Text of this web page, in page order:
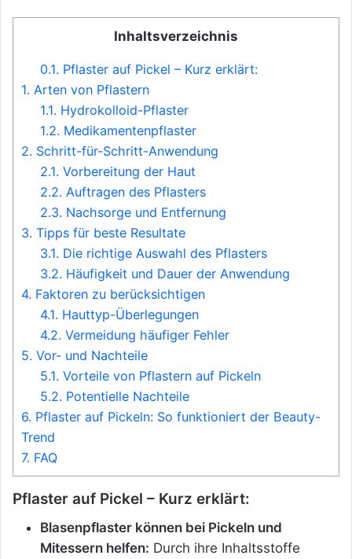
Inhaltsverzeichnis
0.1. Pflaster auf Pickel – Kurz erklärt:
1. Arten von Pflastern
1.1. Hydrokolloid-Pflaster
1.2. Medikamentenpflaster
2. Schritt-für-Schritt-Anwendung
2.1. Vorbereitung der Haut
2.2. Auftragen des Pflasters
2.3. Nachsorge und Entfernung
3. Tipps für beste Resultate
3.1. Die richtige Auswahl des Pflasters
3.2. Häufigkeit und Dauer der Anwendung
4. Faktoren zu berücksichtigen
4.1. Hauttyp-Überlegungen
4.2. Vermeidung häufiger Fehler
5. Vor- und Nachteile
5.1. Vorteile von Pflastern auf Pickeln
5.2. Potentielle Nachteile
6. Pflaster auf Pickeln: So funktioniert der Beauty-
Trend
7. FAQ
Pflaster auf Pickel – Kurz erklärt:
Blasenpflaster können bei Pickeln und
Mitessern helfen: Durch ihre Inhaltsstoffe